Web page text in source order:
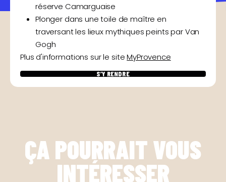
réserve Camarguaise
Plonger dans une toile de maître en
traversant les lieux mythiques peints par Van
Gogh
Plus d'informations sur le siteMyProvence
S’Y RENDRE
ÇA POURRAIT VOUS
INTÉRESSER